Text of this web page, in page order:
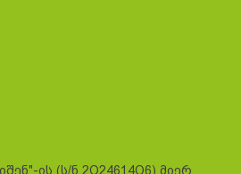
ის (ს/ნ 2O24614O6) მიერ